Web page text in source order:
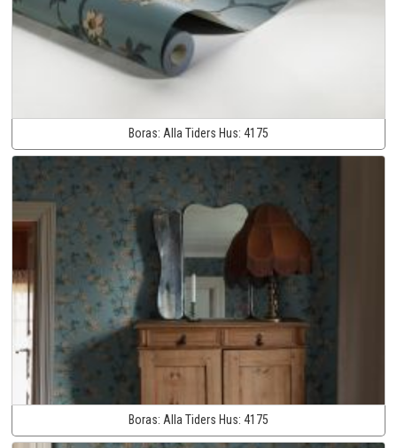
Boras: Alla Tiders Hus: 4175
Boras: Alla Tiders Hus: 4175